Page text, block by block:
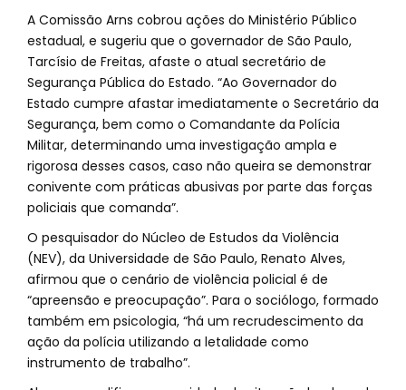
A Comissão Arns cobrou ações do Ministério Público
estadual, e sugeriu que o governador de São Paulo,
Tarcísio de Freitas, afaste o atual secretário de
Segurança Pública do Estado. “Ao Governador do
Estado cumpre afastar imediatamente o Secretário da
Segurança, bem como o Comandante da Polícia
Militar, determinando uma investigação ampla e
rigorosa desses casos, caso não queira se demonstrar
conivente com práticas abusivas por parte das forças
policiais que comanda”.
O pesquisador do Núcleo de Estudos da Violência
(NEV), da Universidade de São Paulo, Renato Alves,
afirmou que o cenário de violência policial é de
“apreensão e preocupação”. Para o sociólogo, formado
também em psicologia, “há um recrudescimento da
ação da polícia utilizando a letalidade como
instrumento de trabalho”.